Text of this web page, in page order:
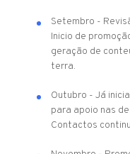
Setembro -
Inicio de
geração de
terra.
Outubro - Já
para apoio nas
Contactos